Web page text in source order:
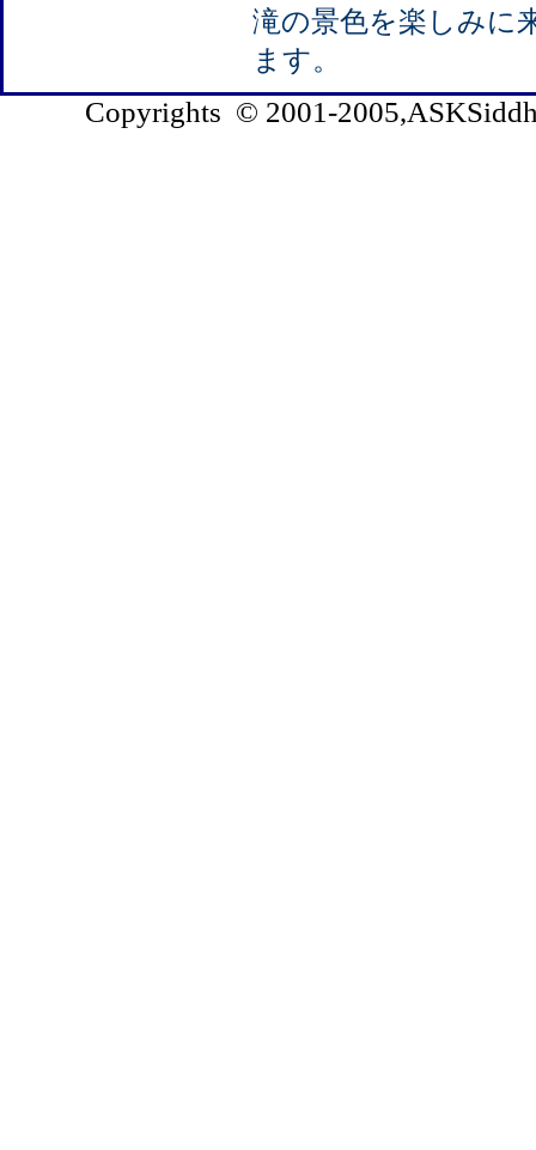
滝の景色を楽しみに
ます。
Copyrights © 2001-